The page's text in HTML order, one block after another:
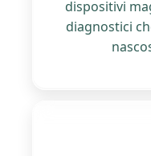
dispositivi
diagnostici